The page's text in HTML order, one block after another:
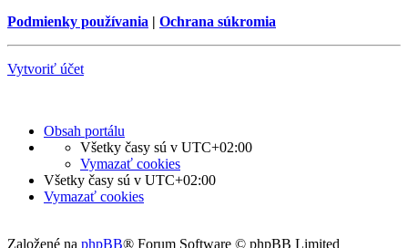
Podmienky používania | Ochrana súkromia
Vytvoriť účet
Obsah portálu
Všetky časy sú v UTC+02:00
Vymazať cookies
Všetky časy sú v UTC+02:00
Vymazať cookies
Založené na phpBB® Forum Software © phpBB Limited